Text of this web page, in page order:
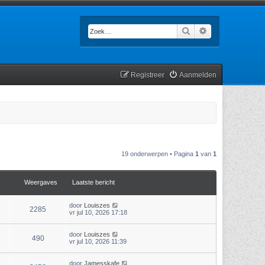
Zoek
Aanmelden
Registreer
19 onderwerpen • Pagina 1 van 1
Weergaves Laatste bericht
2285 door Louiszes
vr jul 10, 2026 17:18
490 door Louiszes
vr jul 10, 2026 11:39
door Jamesskafe